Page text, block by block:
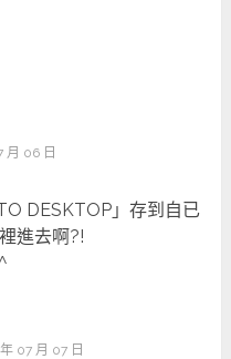
月 06 日
DESKTOP」存到自已
進去啊?!
07 月 07 日